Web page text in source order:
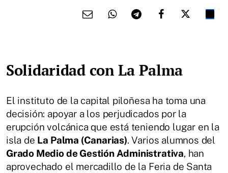
Solidaridad con La Palma
El instituto de la capital piloñesa ha toma una
decisión: apoyar a los perjudicados por la
erupción volcánica que está teniendo lugar en la
isla de La Palma (Canarias). Varios alumnos del
Grado Medio de Gestión Administrativa, han
aprovechado el mercadillo de la Feria de Santa